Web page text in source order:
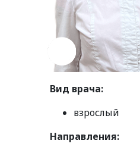
Вид врача:
взрослый
Направления: